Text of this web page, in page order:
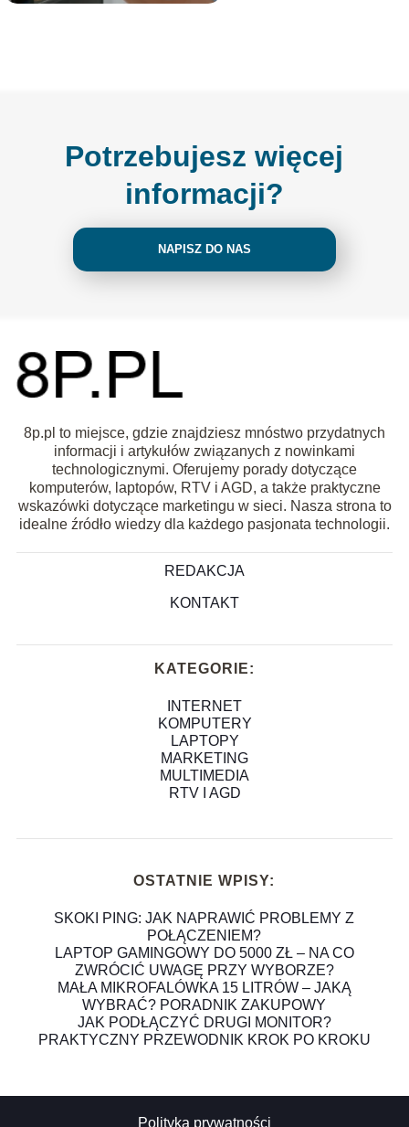
Potrzebujesz więcej
informacji?
NAPISZ DO NAS
8p.pl to miejsce, gdzie znajdziesz mnóstwo przydatnych
informacji i artykułów związanych z nowinkami
technologicznymi. Oferujemy porady dotyczące
komputerów, laptopów, RTV i AGD, a także praktyczne
wskazówki dotyczące marketingu w sieci. Nasza strona to
idealne źródło wiedzy dla każdego pasjonata technologii.
REDAKCJA
KONTAKT
KATEGORIE:
INTERNET
KOMPUTERY
LAPTOPY
MARKETING
MULTIMEDIA
RTV I AGD
OSTATNIE WPISY:
SKOKI PING: JAK NAPRAWIĆ PROBLEMY Z
POŁĄCZENIEM?
LAPTOP GAMINGOWY DO 5000 ZŁ – NA CO
ZWRÓCIĆ UWAGĘ PRZY WYBORZE?
MAŁA MIKROFALÓWKA 15 LITRÓW – JAKĄ
WYBRAĆ? PORADNIK ZAKUPOWY
JAK PODŁĄCZYĆ DRUGI MONITOR?
PRAKTYCZNY PRZEWODNIK KROK PO KROKU
Polityka prywatności